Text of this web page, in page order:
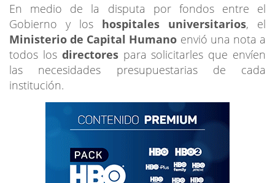
En medio de la disputa por fondos entre el
Gobierno y los hospitales universitarios, el
Ministerio de Capital Humano envió una nota a
todos los directores para solicitarles que envíen
las necesidades presupuestarias de cada
institución.